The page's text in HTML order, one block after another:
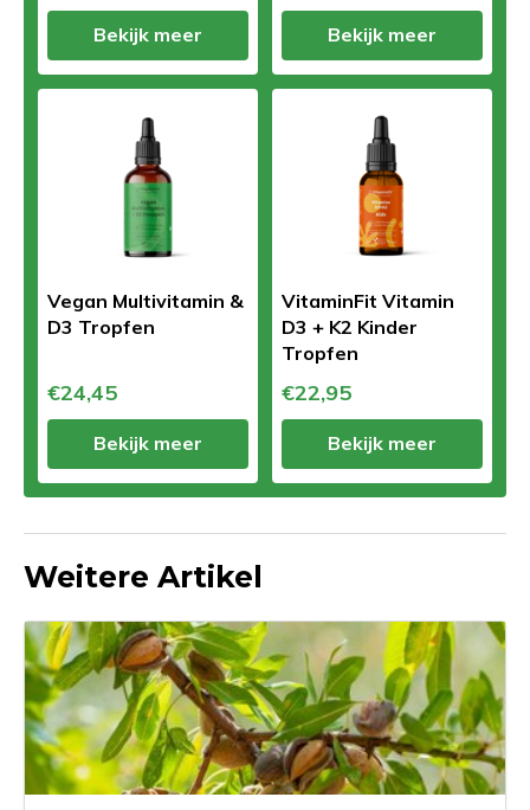
Bekijk meer Bekijk meer
Vegan Multivitamin &
D3 Tropfen
€24,45
Bekijk meer
VitaminFit Vitamin
D3 + K2 Kinder
Tropfen
€22,95
Bekijk meer
Weitere Artikel